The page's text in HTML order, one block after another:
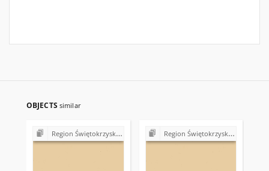
OBJECTS similar
Region Świętokrzyski NSZZ "Solidarność". Delegatura Starachowice Region Świętokrzyski NSZZ "Solidarność". Delegatura Starachowice